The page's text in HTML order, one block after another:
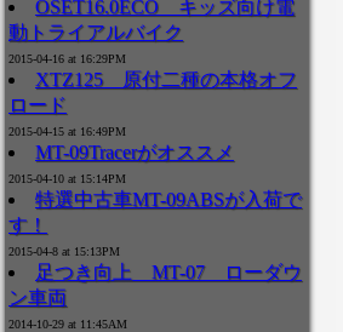
OSET16.0ECO キッズ向け電
動トライアルバイク
2015-04-16 at 16:29PM
XTZ125 原付二種の本格オフ
ロード
2015-04-15 at 16:49PM
MT-09Tracerがオススメ
2015-04-10 at 15:14PM
特選中古車MT-09ABSが入荷で
す！
2015-04-8 at 15:13PM
足つき向上 MT-07 ローダウ
ン車両
2014-10-29 at 11:45AM